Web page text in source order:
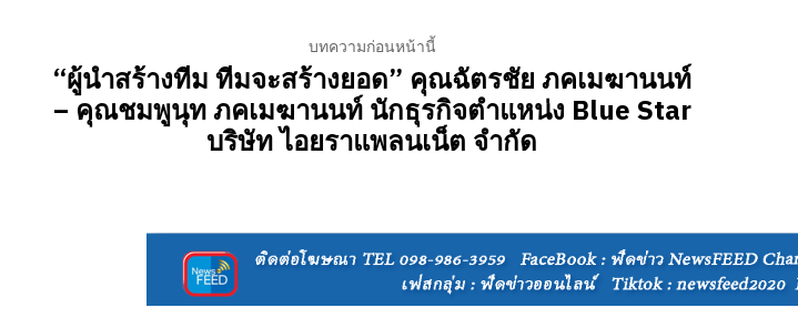
บทความก่อนหน้านี้
“ผู้นำสร้างทีม ทีมจะสร้างยอด” คุณฉัตรชัย ภคเมฆานนท์
– คุณชมพูนุท ภคเมฆานนท์ นักธุรกิจตำแหน่ง Blue Star
บริษัท ไอยราแพลนเน็ต จำกัด